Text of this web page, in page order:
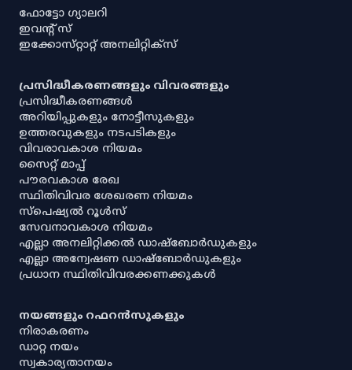
ഫോട്ടോ ഗ്യാലറി
ഇവൻ്റ് സ്
ഇക്കോസ്‌റ്റാറ്റ് അനലിറ്റിക്‌സ്
പ്രസിദ്ധീകരണങ്ങളും വിവരങ്ങളും
പ്രസിദ്ധീകരണങ്ങൾ
അറിയിപ്പുകളും നോട്ടീസുകളും
ഉത്തരവുകളും നടപടികളും
വിവരാവകാശ നിയമം
സൈറ്റ് മാപ്പ്
പൗരവകാശ രേഖ
സ്ഥിതിവിവര ശേഖരണ നിയമം
സ്‌പെഷ്യൽ റൂൾസ്
സേവനാവകാശ നിയമം
എല്ലാ അനലിറ്റിക്കൽ ഡാഷ്‌ബോർഡുകളും
എല്ലാ അന്വേഷണ ഡാഷ്‌ബോർഡുകളും
പ്രധാന സ്ഥിതിവിവരക്കണക്കുകൾ
നയങ്ങളും റഫറൻസുകളും
നിരാകരണം
ഡാറ്റ നയം
സ്വകാര്യതാനയം